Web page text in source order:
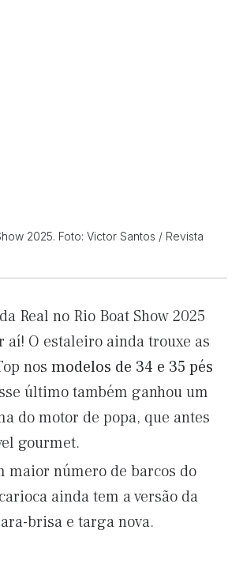
2025. Foto: Victor Santos / Revista
Real no Rio Boat Show 2025
aí! O estaleiro ainda trouxe as
nos modelos de 34 e 35 pés
último também ganhou um
do motor de popa, que antes
gourmet.
maior número de barcos do
ainda tem a versão da
brisa e targa nova.